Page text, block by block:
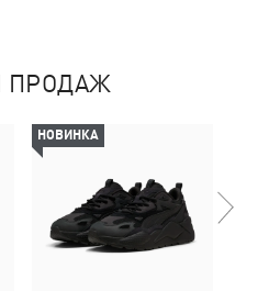
ПРОДАЖ
НОВИНКА